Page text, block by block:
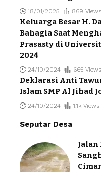
18/01/2025 869 Views
Keluarga Besar H.
Bahagia Saat
Prasasty di
2024
24/10/2024 665 Views
Deklarasi Anti
Islam SMP Al Jihad
24/10/2024 1.1k Views
Seputar Desa
Jalan